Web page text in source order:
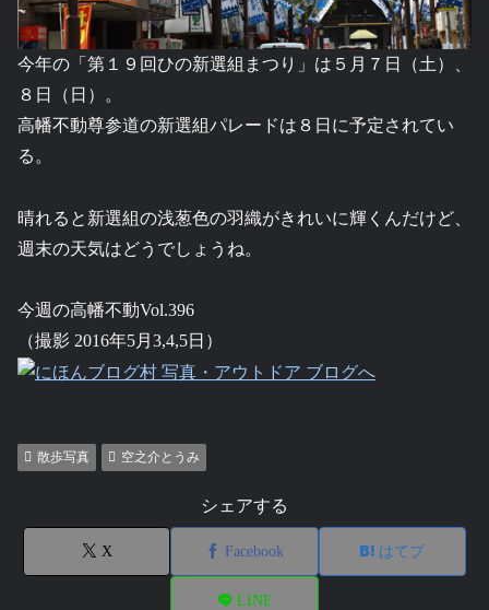
今年の「第１９回ひの新選組まつり」は５月７日（土）、
８日（日）。
高幡不動尊参道の新選組パレードは８日に予定されてい
る。
晴れると新選組の浅葱色の羽織がきれいに輝くんだけど、
週末の天気はどうでしょうね。
今週の高幡不動Vol.396
（撮影 2016年5月3,4,5日）
散歩写真 空之介とうみ
シェアする
X Facebook はてブ
LINE